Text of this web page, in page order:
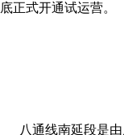
底正式开通试运营。
八通线南延段是由